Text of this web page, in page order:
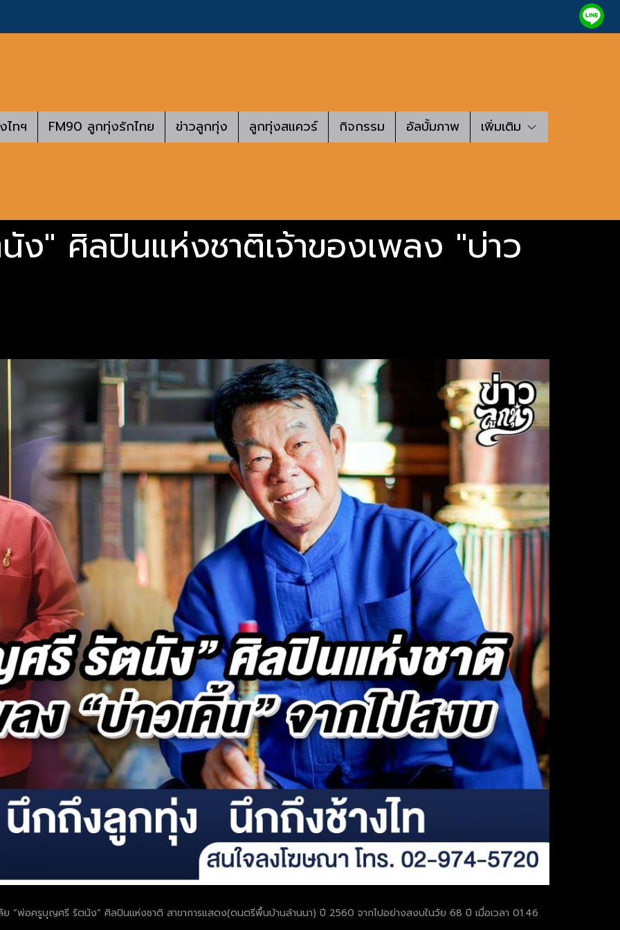
ไทฯ FM90 ลูกทุ่งรักไทย ข่าวลูกทุ่ง ลูกทุ่งสแควร์ กิจกรรม อัลบั้มภาพ เพิ่มเติม
" ศิลปินแห่งชาติเจ้าของเพลง "บ่าว
ย “พ่อครูบุญศรี รัตนัง” ศิลปินแห่งชาติ สาขาการแสดง(ดนตรีพื้นบ้านล้านนา) ปี 2560 จากไปอย่างสงบในวัย 68 ปี เมื่อเวลา 01.46